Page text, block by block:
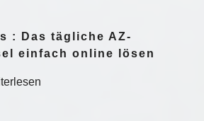
: Das tägliche AZ-
einfach online lösen